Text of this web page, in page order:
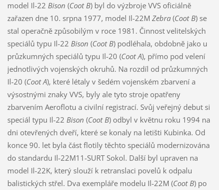
model Il-22 Bison (Coot B) byl do výzbroje VVS oficiálně
zařazen dne 10. srpna 1977, model Il-22M Zebra (Coot B) se
stal operačně způsobilým v roce 1981. Činnost velitelských
speciálů typu Il-22 Bison (Coot B) podléhala, obdobně jako u
průzkumných speciálů typu Il-20 (Coot A), přímo pod velení
jednotlivých vojenských okruhů. Na rozdíl od průzkumných
Il-20 (Coot A), které létaly v šedém vojenském zbarvení a
výsostnými znaky VVS, byly ale tyto stroje opatřeny
zbarvením Aeroflotu a civilní registrací. Svůj veřejný debut si
speciál typu Il-22 Bison (Coot B) odbyl v květnu roku 1994 na
dni otevřených dveří, které se konaly na letišti Kubinka. Od
konce 90. let byla část flotily těchto speciálů modernizována
do standardu Il-22M11-SURT Sokol. Další byl upraven na
model Il-22K, který slouží k retranslaci povelů k odpalu
balistických střel. Dva exempláře modelu Il-22M (Coot B) po